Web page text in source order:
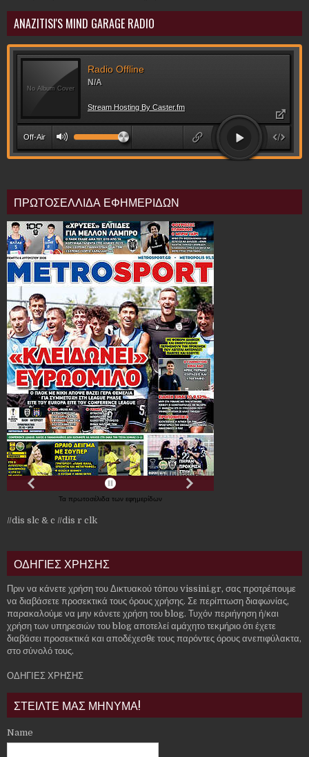
ANAZITISI'S MIND GARAGE RADIO
ΠΡΩΤΟΣΕΛΛΙΔΑ ΕΦΗΜΕΡΙΔΩΝ
Τα πρωτοσέλιδα των εφημερίδων
//dis slc & c //dis r clk
ΟΔΗΓΙΕΣ ΧΡΗΣΗΣ
Πριν να κάνετε χρήση του Δικτυακού τόπου vissini.gr, σας προτρέπουμε
να διαβάσετε προσεκτικά τους όρους χρήσης. Σε περίπτωση διαφωνίας,
παρακαλούμε να μην κάνετε χρήση του blog. Τυχόν περιήγηση ή/και
χρήση των υπηρεσιών του blog αποτελεί αμάχητο τεκμήριο ότι έχετε
διαβάσει προσεκτικά και αποδέχεσθε τους παρόντες όρους ανεπιφύλακτα,
στο σύνολό τους.
ΟΔΗΓΙΕΣ ΧΡΗΣΗΣ
ΣΤΕΙΛΤΕ ΜΑΣ ΜΗΝΥΜΑ!
Name